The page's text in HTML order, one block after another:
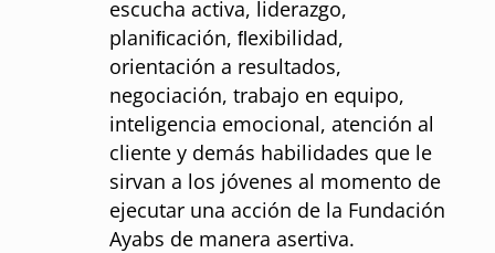
escucha activa, liderazgo,
planiﬁcación, ﬂexibilidad,
orientación a resultados,
negociación, trabajo en equipo,
inteligencia emocional, atención al
cliente y demás habilidades que le
sirvan a los jóvenes al momento de
ejecutar una acción de la Fundación
Ayabs de manera asertiva.